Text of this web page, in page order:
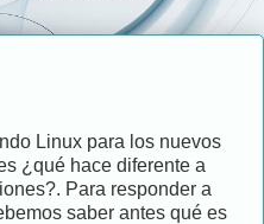
Linux para los nuevos
¿qué hace diferente a
Para responder a
saber antes qué es